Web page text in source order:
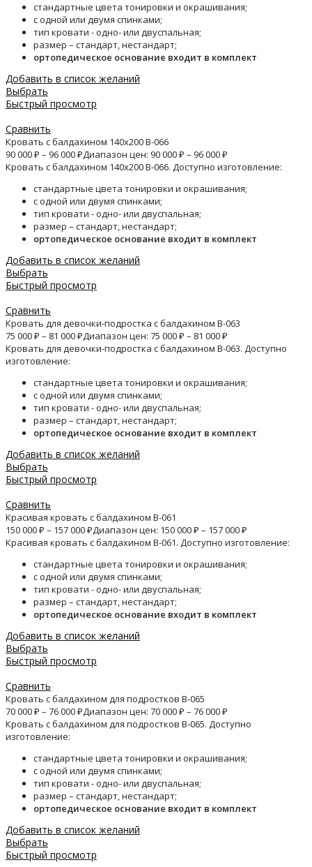
стандартные цвета тонировки и окрашивания;
с одной или двумя спинками;
тип кровати - одно- или двуспальная;
размер – стандарт, нестандарт;
ортопедическое основание входит в комплект
Добавить в список желаний
Выбрать
Быстрый просмотр
Сравнить
Кровать с балдахином 140х200 B-066
90 000₽ – 96 000₽Диапазон цен: 90 000 ₽ – 96 000 ₽
Кровать с балдахином 140х200 B-066. Доступно изготовление:
стандартные цвета тонировки и окрашивания;
с одной или двумя спинками;
тип кровати - одно- или двуспальная;
размер – стандарт, нестандарт;
ортопедическое основание входит в комплект
Добавить в список желаний
Выбрать
Быстрый просмотр
Сравнить
Кровать для девочки-подростка с балдахином B-063
75 000₽ – 81 000₽Диапазон цен: 75 000 ₽ – 81 000 ₽
Кровать для девочки-подростка с балдахином B-063. Доступно
изготовление:
стандартные цвета тонировки и окрашивания;
с одной или двумя спинками;
тип кровати - одно- или двуспальная;
размер – стандарт, нестандарт;
ортопедическое основание входит в комплект
Добавить в список желаний
Выбрать
Быстрый просмотр
Сравнить
Красивая кровать с балдахином B-061
150 000₽ – 157 000₽Диапазон цен: 150 000 ₽ – 157 000 ₽
Красивая кровать с балдахином B-061. Доступно изготовление:
стандартные цвета тонировки и окрашивания;
с одной или двумя спинками;
тип кровати - одно- или двуспальная;
размер – стандарт, нестандарт;
ортопедическое основание входит в комплект
Добавить в список желаний
Выбрать
Быстрый просмотр
Сравнить
Кровать с балдахином для подростков B-065
70 000₽ – 76 000₽Диапазон цен: 70 000 ₽ – 76 000 ₽
Кровать с балдахином для подростков B-065. Доступно
изготовление:
стандартные цвета тонировки и окрашивания;
с одной или двумя спинками;
тип кровати - одно- или двуспальная;
размер – стандарт, нестандарт;
ортопедическое основание входит в комплект
Добавить в список желаний
Выбрать
Быстрый просмотр